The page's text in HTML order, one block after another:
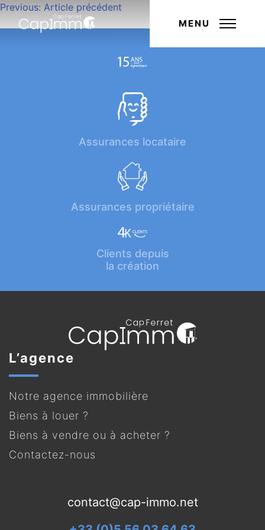
MENU
Navigation
de
Previous: Article précédent
Assurances locataire
Assurances propriétaire
Clients depuis
la création
L’agence
Notre agence immobilière
Biens à louer ?
Biens à vendre ou à acheter ?
Contactez-nous
contact@cap-immo.net